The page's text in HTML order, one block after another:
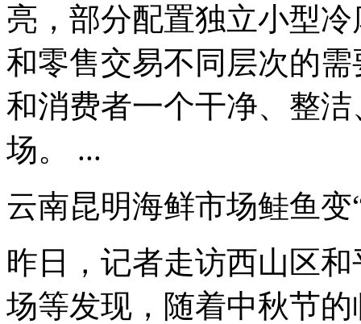
亮，部分配置独立小型
和零售交易不同层次的
和消费者一个干净、整
场。 ...
云南昆明海鲜市场鲑鱼
昨日，记者走访西山区
场等发现，随着中秋节